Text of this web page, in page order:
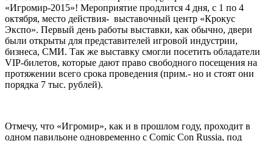
«Игромир-2015»! Мероприятие продлится 4 дня, с 1 по 4
октября, место действия- выставочный центр «Крокус
Экспо». Первый день работы выставки, как обычно, двери
были открыты для представителей игровой индустрии,
бизнеса, СМИ. Так же выставку смогли посетить обладатели
VIP-билетов, которые дают право свободного посещения на
протяжении всего срока проведения (прим.- но и стоят они
порядка 7 тыс. рублей).
Отмечу, что «Игромир», как и в прошлом году, проходит в
одном павильоне одновременно с Comic Con Russia, под